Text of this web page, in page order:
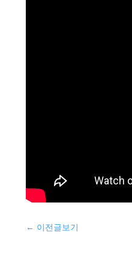
← 이전글보기